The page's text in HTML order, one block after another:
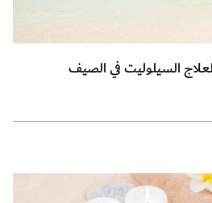
السيلوليت في الصيف